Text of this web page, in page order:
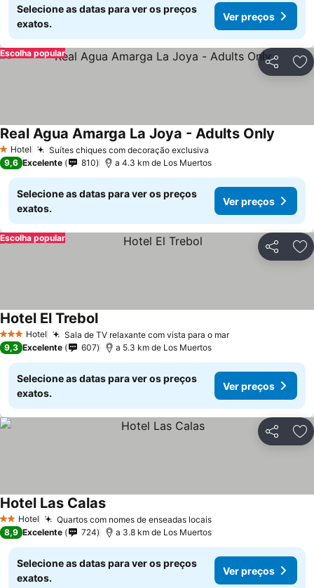
Selecione as datas para ver os preços
exatos.
Ver preços
Partilhar
Escolha popular
1 Estrelas
Hotel Suítes chiques com decoração exclusiva
Real Agua Amarga La Joya - Adults Only
9,6 Excelente 810 a 4.3 km de Los Muertos
Selecione as datas para ver os preços
exatos.
Ver preços
Partilhar
Escolha popular
3 EstrelasHotel Sala de TV relaxante com vista para o mar
Hotel El Trebol
9,3 Excelente 607 a 5.3 km de Los Muertos
Selecione as datas para ver os preços
exatos.
Ver preços
Partilhar
2 Estrelas
Hotel Quartos com nomes de enseadas locais
Hotel Las Calas
8,9 Excelente 724 a 3.8 km de Los Muertos
Selecione as datas para ver os preços
exatos.
Ver preços